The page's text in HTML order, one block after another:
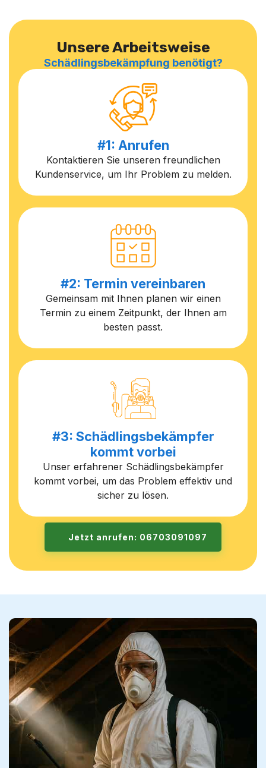
Unsere Arbeitsweise
Schädlingsbekämpfung benötigt?
#1: Anrufen
Kontaktieren Sie unseren freundlichen
Kundenservice, um Ihr Problem zu melden.
#2: Termin vereinbaren
Gemeinsam mit Ihnen planen wir einen
Termin zu einem Zeitpunkt, der Ihnen am
besten passt.
#3: Schädlingsbekämpfer
kommt vorbei
Unser erfahrener Schädlingsbekämpfer
kommt vorbei, um das Problem effektiv und
sicher zu lösen.
Jetzt anrufen: 06703091097